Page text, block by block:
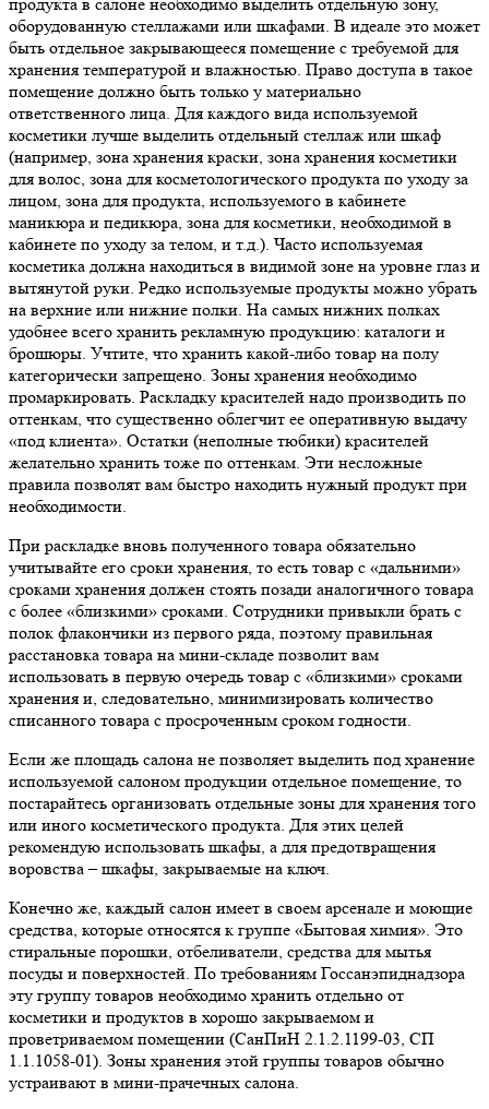
оборудованную стеллажами или шкафами. В идеале это может
быть отдельное закрывающееся помещение с требуемой для
хранения температурой и влажностью. Право доступа в такое
помещение должно быть только у материально
ответственного лица. Для каждого вида используемой
косметики лучше выделить отдельный стеллаж или шкаф
(например, зона хранения краски, зона хранения косметики
для волос, зона для косметологического продукта по уходу за
лицом, зона для продукта, используемого в кабинете
маникюра и педикюра, зона для косметики, необходимой в
кабинете по уходу за телом, и т.д.). Часто используемая
косметика должна находиться в видимой зоне на уровне глаз и
вытянутой руки. Редко используемые продукты можно убрать
на верхние или нижние полки. На самых нижних полках
удобнее всего хранить рекламную продукцию: каталоги и
брошюры. Учтите, что хранить какой-либо товар на полу
категорически запрещено. Зоны хранения необходимо
промаркировать. Раскладку красителей надо производить по
оттенкам, что существенно облегчит ее оперативную выдачу
«под клиента». Остатки (неполные тюбики) красителей
желательно хранить тоже по оттенкам. Эти несложные
правила позволят вам быстро находить нужный продукт при
необходимости.
При раскладке вновь полученного товара обязательно
учитывайте его сроки хранения, то есть товар с «дальними»
сроками хранения должен стоять позади аналогичного товара
с более «близкими» сроками. Сотрудники привыкли брать с
полок флакончики из первого ряда, поэтому правильная
расстановка товара на мини-складе позволит вам
использовать в первую очередь товар с «близкими» сроками
хранения и, следовательно, минимизировать количество
списанного товара с просроченным сроком годности.
Если же площадь салона не позволяет выделить под хранение
используемой салоном продукции отдельное помещение, то
постарайтесь организовать отдельные зоны для хранения того
или иного косметического продукта. Для этих целей
рекомендую использовать шкафы, а для предотвращения
воровства – шкафы, закрываемые на ключ.
Конечно же, каждый салон имеет в своем арсенале и моющие
средства, которые относятся к группе «Бытовая химия». Это
стиральные порошки, отбеливатели, средства для мытья
посуды и поверхностей. По требованиям Госсанэпиднадзора
эту группу товаров необходимо хранить отдельно от
косметики и продуктов в хорошо закрываемом и
проветриваемом помещении (СанПиН 2.1.2.1199-03, СП
1.1.1058-01). Зоны хранения этой группы товаров обычно
устраивают в мини-прачечных салона.